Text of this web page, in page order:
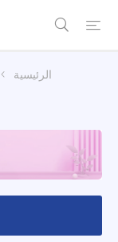
الرئيسية